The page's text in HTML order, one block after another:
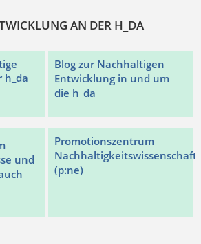
AN DER H_DA
h_da
Blog zur Nachhaltigen
Entwicklung in und um
die h_da
und
Promotionszentrum
(p:ne)